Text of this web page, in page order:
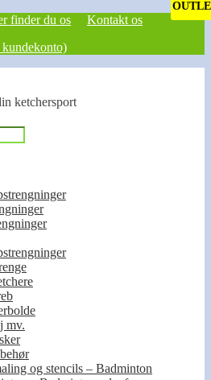
finder du os
Kontakt os
ketchersport
mv.
og stencils – Badminton